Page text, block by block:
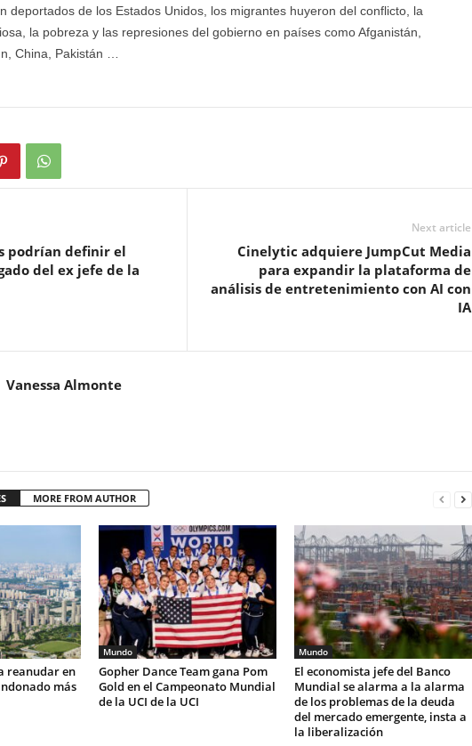
deportados de los Estados Unidos, los migrantes huyeron del conflicto, la
la pobreza y las represiones del gobierno en países como Afganistán,
China, Pakistán …
podrían definir el
del ex jefe de la
Next article
Cinelytic adquiere JumpCut Media
para expandir la plataforma de
análisis de entretenimiento con AI con
IA
Vanessa Almonte
MORE FROM AUTHOR
reanudar en
más
Mundo
Gopher Dance Team gana Pom
Gold en el Campeonato Mundial
de la UCI de la UCI
Mundo
El economista jefe del Banco
Mundial se alarma a la alarma
de los problemas de la deuda
del mercado emergente, insta a
la liberalización